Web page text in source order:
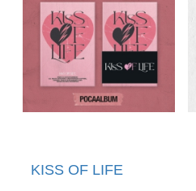
KISS OF LIFE